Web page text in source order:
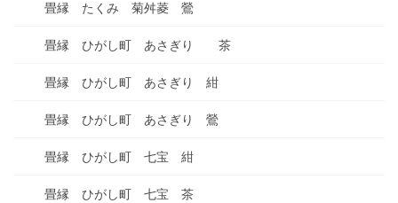
畳縁 たくみ 菊舛菱 鶯
畳縁 ひがし町 あさぎり 茶
畳縁 ひがし町 あさぎり 紺
畳縁 ひがし町 あさぎり 鶯
畳縁 ひがし町 七宝 紺
畳縁 ひがし町 七宝 茶